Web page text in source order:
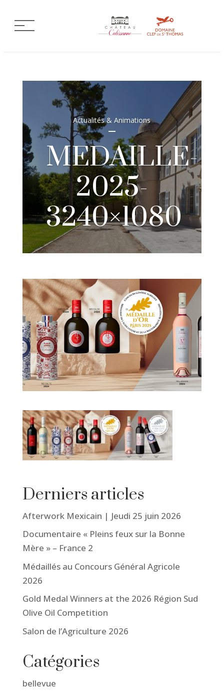
Actualités & Animations
MEDAILLE-
2025-
3240×1080
Derniers articles
Afterwork Mexicain | Jeudi 25 juin 2026
Documentaire « Pleins feux sur la Bonne
Mère » – France 2
Médaillés au Concours Général Agricole
2026
Gold Medal Winners at the 2026 Région Sud
Olive Oil Competition
Salon de l’Agriculture 2026
Catégories
bellevue